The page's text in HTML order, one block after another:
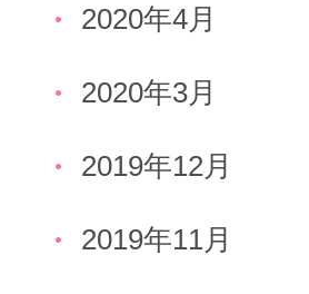
2020年4月
2020年3月
2019年12月
2019年11月